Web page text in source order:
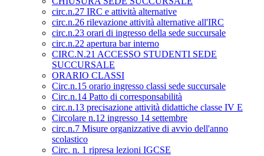
circ.n.27 IRC e attività alternative
circ.n.26 rilevazione attività alternative all'IRC
circ.n.23 orari di ingresso della sede succursale
circ.n.22 apertura bar interno
CIRC.N.21 ACCESSO STUDENTI SEDE
SUCCURSALE
ORARIO CLASSI
Circ.n.15 orario ingresso classi sede succursale
Circ.n.14 Patto di corresponsabilità
circ.n.13 precisazione attività didattiche classe IV E
Circolare n.12 ingresso 14 settembre
circ.n.7 Misure organizzative di avvio dell'anno
scolastico
Circ. n. 1 ripresa lezioni IGCSE